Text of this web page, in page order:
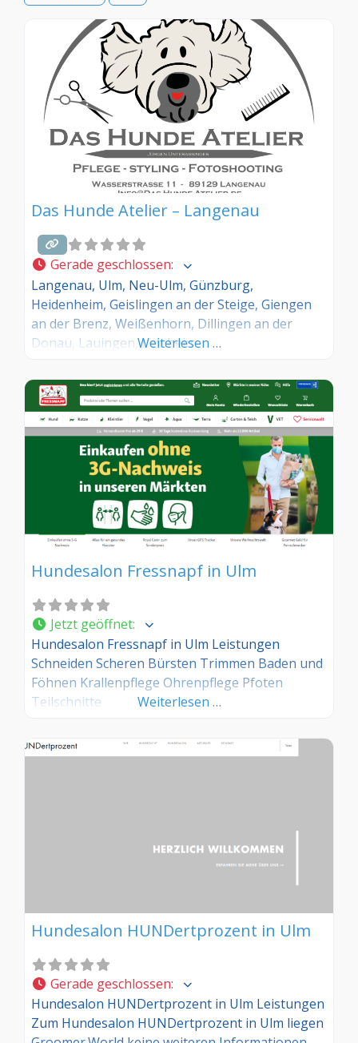
Das Hunde Atelier – Langenau
Gerade geschlossen:
Langenau, Ulm, Neu-Ulm, Günzburg,
Heidenheim, Geislingen an der Steige, Giengen
an der Brenz, Weißenhorn, Dillingen an der
Donau, Lauingen, Leipheim
Weiterlesen …
Hundesalon Fressnapf in Ulm
Jetzt geöffnet:
Hundesalon Fressnapf in Ulm Leistungen
Schneiden Scheren Bürsten Trimmen Baden und
Föhnen Krallenpflege Ohrenpflege Pfoten
Teilschnitte
Weiterlesen …
Hundesalon HUNDertprozent in Ulm
Gerade geschlossen:
Hundesalon HUNDertprozent in Ulm Leistungen
Zum Hundesalon HUNDertprozent in Ulm liegen